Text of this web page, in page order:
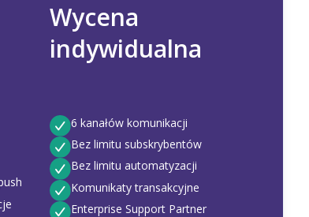
Wycena
indywidualna
6 kanałów komunikacji
Bez limitu subskrybentów
Bez limitu automatyzacji
Komunikaty transakcyjne
Enterprise Support Partner